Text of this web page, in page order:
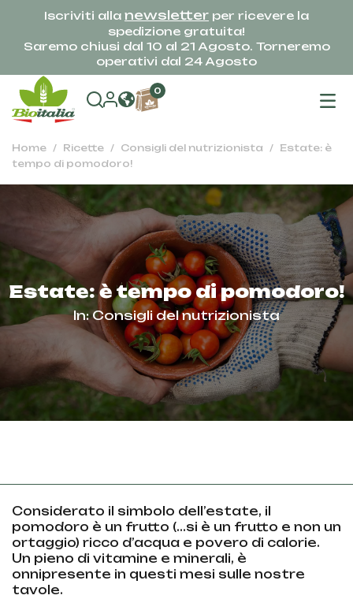
Iscriviti alla newsletter per ricevere la
spedizione gratuita!
Saremo chiusi dal 10 al 21 Agosto. Torneremo
operativi dal 24 Agosto
0
Home Ricette Consigli del nutrizionista
Estate: è
tempo di pomodoro!
Estate: è tempo di pomodoro!
In:Consigli del nutrizionista
Considerato il simbolo dell’estate, il
pomodoro è un frutto (…si è un frutto e non un
ortaggio) ricco d’acqua e povero di calorie.
Un pieno di vitamine e minerali, è
onnipresente in questi mesi sulle nostre
tavole.